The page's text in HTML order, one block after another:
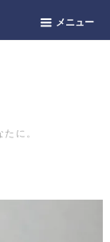
メニュー
に。